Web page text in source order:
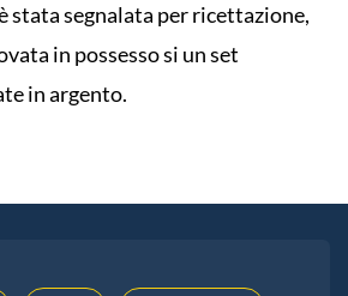
stata segnalata per ricettazione,
in possesso si un set
in argento.